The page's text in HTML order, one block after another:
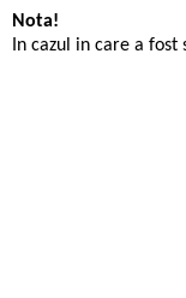
Nota!
In cazul in care a